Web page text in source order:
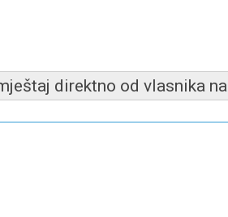
direktno od vlasnika na